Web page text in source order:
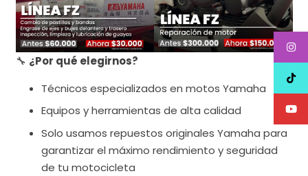
🔧 ¿Por qué elegirnos?
Técnicos especializados en motos Yamaha
Equipos y herramientas de alta calidad
Solo usamos repuestos originales Yamaha para
garantizar el máximo rendimiento y seguridad
de tu motocicleta